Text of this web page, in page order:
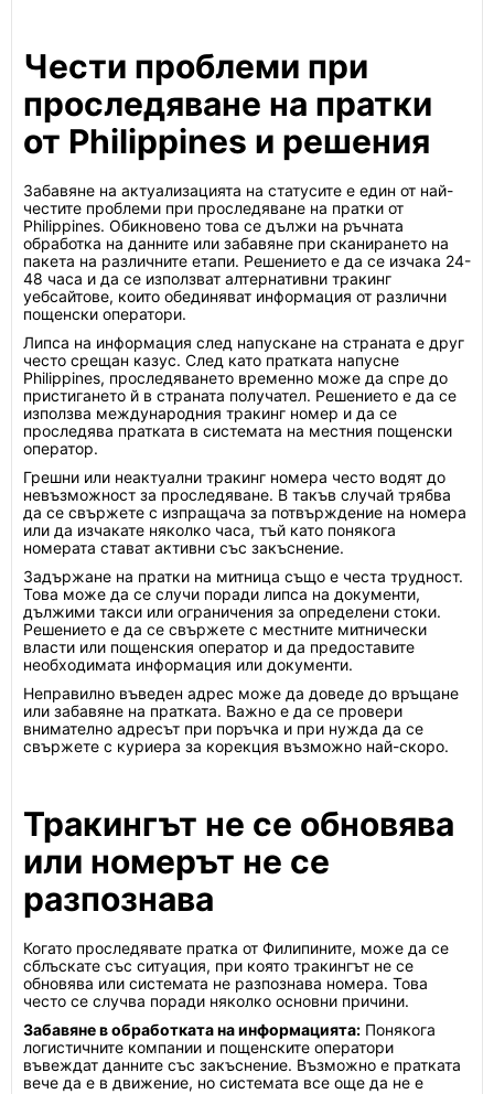
Чести проблеми при
проследяване на пратки
от Philippines и решения
Забавяне на актуализацията на статусите е един от най-
честите проблеми при проследяване на пратки от
Philippines. Обикновено това се дължи на ръчната
обработка на данните или забавяне при сканирането на
пакета на различните етапи. Решението е да се изчака 24-
48 часа и да се използват алтернативни тракинг
уебсайтове, които обединяват информация от различни
пощенски оператори.
Липса на информация след напускане на страната е друг
често срещан казус. След като пратката напусне
Philippines, проследяването временно може да спре до
пристигането й в страната получател. Решението е да се
използва международния тракинг номер и да се
проследява пратката в системата на местния пощенски
оператор.
Грешни или неактуални тракинг номера често водят до
невъзможност за проследяване. В такъв случай трябва
да се свържете с изпращача за потвърждение на номера
или да изчакате няколко часа, тъй като понякога
номерата стават активни със закъснение.
Задържане на пратки на митница също е честа трудност.
Това може да се случи поради липса на документи,
дължими такси или ограничения за определени стоки.
Решението е да се свържете с местните митнически
власти или пощенския оператор и да предоставите
необходимата информация или документи.
Неправилно въведен адрес може да доведе до връщане
или забавяне на пратката. Важно е да се провери
внимателно адресът при поръчка и при нужда да се
свържете с куриера за корекция възможно най-скоро.
Тракингът не се обновява
или номерът не се
разпознава
Когато проследявате пратка от Филипините, може да се
сблъскате със ситуация, при която тракингът не се
обновява или системата не разпознава номера. Това
често се случва поради няколко основни причини.
Забавяне в обработката на информацията: Понякога
логистичните компании и пощенските оператори
въвеждат данните със закъснение. Възможно е пратката
вече да е в движение, но системата все още да не е